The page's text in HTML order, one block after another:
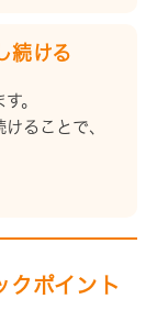
続ける
。
ることで、
クポイント